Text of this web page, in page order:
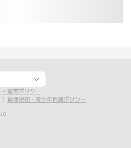
ィ運営ポリシー
倫理規範・青少年保護ポリシー